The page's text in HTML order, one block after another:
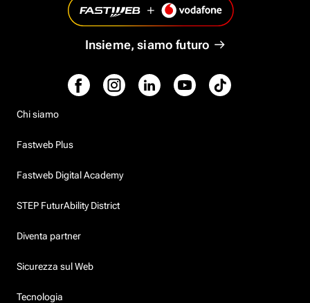
Insieme, siamo futuro
Chi siamo
Fastweb Plus
Fastweb Digital Academy
STEP FuturAbility District
Diventa partner
Sicurezza sul Web
Tecnologia